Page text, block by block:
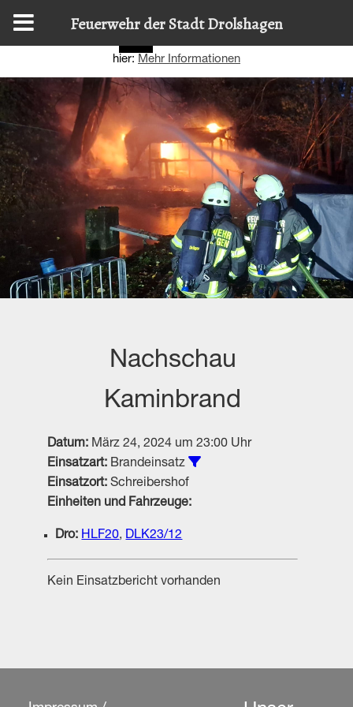
Nachschau
Kaminbrand
Datum: März 24, 2024 um 23:00 Uhr
Einsatzart: Brandeinsatz
Einsatzort: Schreibershof
Einheiten und Fahrzeuge:
Dro: HLF20, DLK23/12
Kein Einsatzbericht vorhanden
Diese Website nutzt Cookies, um bestmögliche Funktionalität
hier: Mehr Informationen
Feuerwehr der Stadt Drolshagen